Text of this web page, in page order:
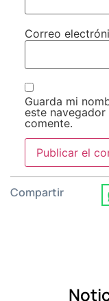
Correo
Guarda mi
este
comente.
Compartir